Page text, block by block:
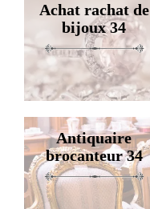
Achat rachat de
bijoux 34
Antiquaire
brocanteur 34